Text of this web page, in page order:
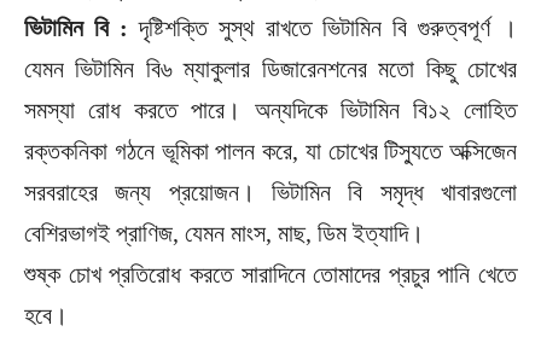
ভিটামিন বি : দৃষ্টিশক্তি সুস্থ রাখতে ভিটামিন বি গুরুত্বপূর্ণ ।
যেমন ভিটামিন বি৬ ম্যাকুলার ডিজারেনশনের মতো কিছু চোখের
সমস্যা রোধ করতে পারে। অন্যদিকে ভিটামিন বি১২ লোহিত
রক্তকনিকা গঠনে ভূমিকা পালন করে, যা চোখের টিস্যুতে অক্সিজেন
সরবরাহের জন্য প্রয়োজন। ভিটামিন বি সমৃদ্ধ খাবারগুলো
বেশিরভাগই প্রাণিজ, যেমন মাংস, মাছ, ডিম ইত্যাদি।
শুষ্ক চোখ প্রতিরোধ করতে সারাদিনে তোমাদের প্রচুর পানি খেতে
হবে।